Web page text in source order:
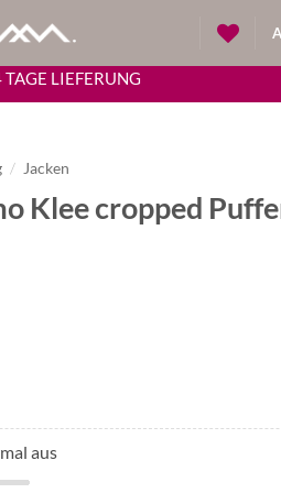
TAGE LIEFERUNG
/ Jacken
Klee cropped
aus